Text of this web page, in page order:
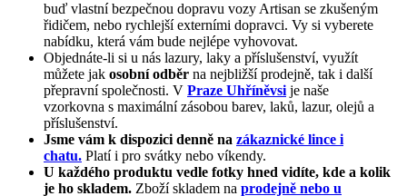
buď vlastní bezpečnou dopravu vozy Artisan se zkušeným
řidičem, nebo rychlejší externími dopravci. Vy si vyberete
nabídku, která vám bude nejlépe vyhovovat.
Objednáte-li si u nás lazury, laky a příslušenství, využít
můžete jak osobní odběr na nejbližší prodejně, tak i další
přepravní společnosti. V Praze Uhříněvsi je naše
vzorkovna s maximální zásobou barev, laků, lazur, olejů a
příslušenství.
Jsme vám k dispozici denně na zákaznické lince i
chatu. Platí i pro svátky nebo víkendy.
U každého produktu vedle fotky hned vidíte, kde a kolik
je ho skladem. Zboží skladem na prodejně nebo u